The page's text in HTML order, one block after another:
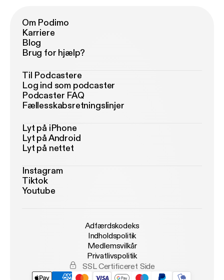
Om Podimo
Karriere
Blog
Brug for hjælp?
Til Podcastere
Log ind som podcaster
Podcaster FAQ
Fællesskabsretningslinjer
Lyt på iPhone
Lyt på Android
Lyt på nettet
Instagram
Tiktok
Youtube
Adfærdskodeks
Indholdspolitik
Medlemsvilkår
Privatlivspolitik
SSL Certificeret Side